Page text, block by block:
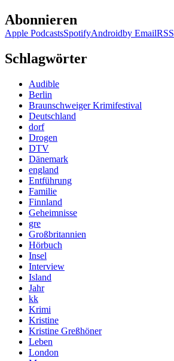
Abonnieren
Apple PodcastsSpotifyAndroidby EmailRSS
Schlagwörter
Audible
Berlin
Braunschweiger Krimifestival
Deutschland
dorf
Drogen
DTV
Dänemark
england
Entführung
Familie
Finnland
Geheimnisse
gre
Großbritannien
Hörbuch
Insel
Interview
Island
Jahr
kk
Krimi
Kristine
Kristine Greßhöner
Leben
London